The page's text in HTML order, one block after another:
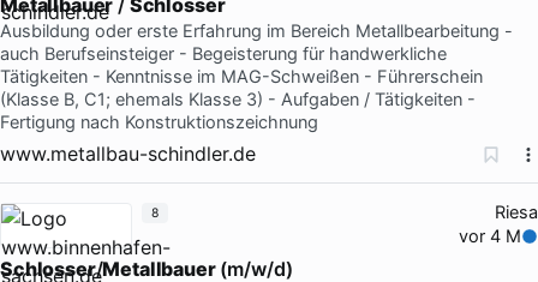
Ausbildung oder erste Erfahrung im Bereich Metallbearbeitung -
auch Berufseinsteiger - Begeisterung für handwerkliche
Tätigkeiten - Kenntnisse im MAG-Schweißen - Führerschein
(Klasse B, C1; ehemals Klasse 3) - Aufgaben / Tätigkeiten -
Fertigung nach Konstruktionszeichnung
www.metallbau-schindler.de
Riesa
vor 4 M
Schlosser/Metallbauer(m/w/d)
8